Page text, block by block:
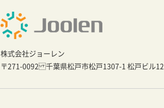
株式会社ジョーレン
〒271-0092 千葉県松戸市松戸1307-1 松戸ビル